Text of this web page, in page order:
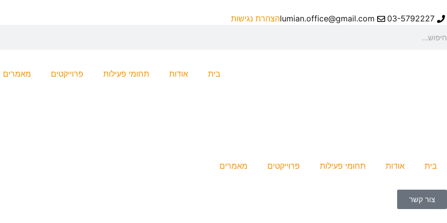
לתוכן03-5792227
lumian.office@gmail.comהצהרת נגישות
בית אודות תחומי פעילות פרוייקטים מאמרים
בית אודות תחומי פעילות פרוייקטים מאמרים
צור קשר